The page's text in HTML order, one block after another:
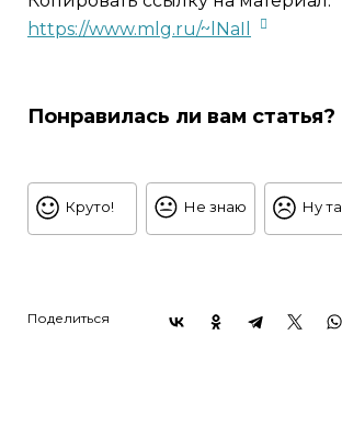
https://www.mlg.ru/~lNaIl
Понравилась ли вам статья?
Круто! Не знаю Ну
Поделиться